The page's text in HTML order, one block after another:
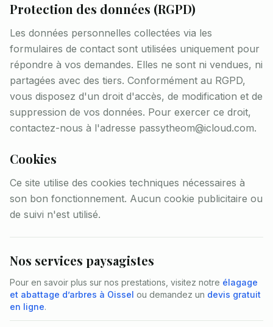
Protection des données (RGPD)
Les données personnelles collectées via les
formulaires de contact sont utilisées uniquement pour
répondre à vos demandes. Elles ne sont ni vendues, ni
partagées avec des tiers. Conformément au RGPD,
vous disposez d'un droit d'accès, de modification et de
suppression de vos données. Pour exercer ce droit,
contactez-nous à l'adresse passytheom@icloud.com.
Cookies
Ce site utilise des cookies techniques nécessaires à
son bon fonctionnement. Aucun cookie publicitaire ou
de suivi n'est utilisé.
Nos services paysagistes
Pour en savoir plus sur nos prestations, visitez notre élagage
et abattage d’arbres à Oissel ou demandez un devis gratuit
en ligne.